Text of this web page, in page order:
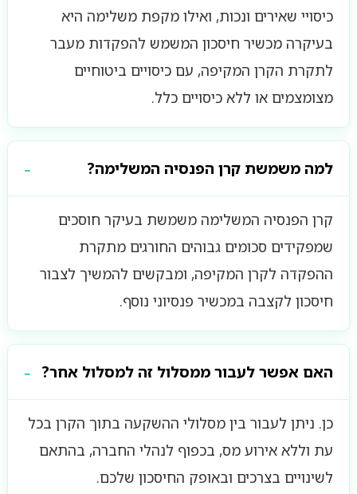
כיסויי שאירים ונכות, ואילו מקפת משלימה היא
בעיקרה מכשיר חיסכון המשמש להפקדות מעבר
לתקרת הקרן המקיפה, עם כיסויים ביטוחיים
מצומצמים או ללא כיסויים כלל.
למה משמשת קרן הפנסיה המשלימה?
קרן הפנסיה המשלימה משמשת בעיקר חוסכים
שמפקידים סכומים גבוהים החורגים מתקרת
ההפקדה לקרן המקיפה, ומבקשים להמשיך לצבור
חיסכון לקצבה במכשיר פנסיוני נוסף.
האם אפשר לעבור ממסלול זה למסלול אחר?
כן. ניתן לעבור בין מסלולי ההשקעה בתוך הקרן בכל
עת וללא אירוע מס, בכפוף לנהלי החברה, בהתאם
לשינויים בצרכים ובאופק החיסכון שלכם.